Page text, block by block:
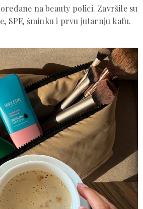
na beauty polici. Završile su
SPF, šminku i prvu jutarnju kafu.